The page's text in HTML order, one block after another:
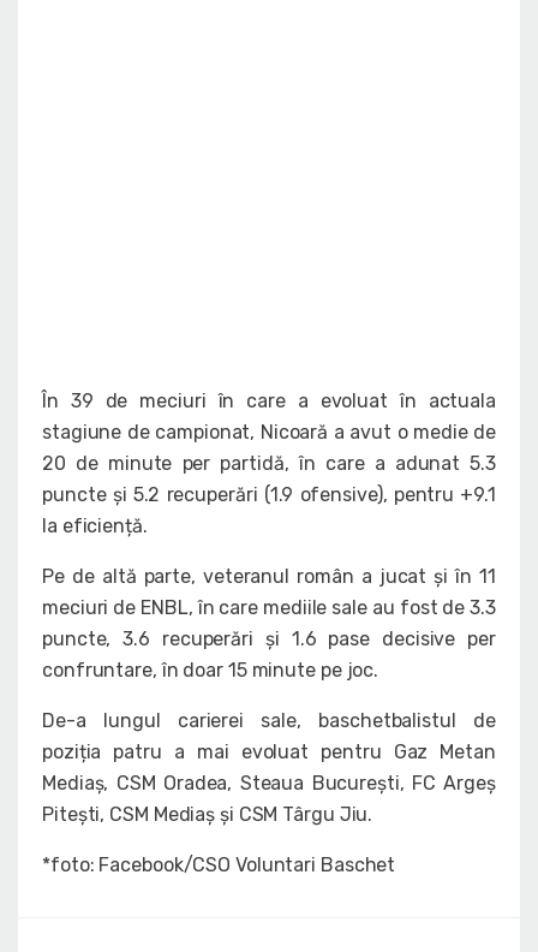
În 39 de meciuri în care a evoluat în actuala
stagiune de campionat, Nicoară a avut o medie de
20 de minute per partidă, în care a adunat 5.3
puncte și 5.2 recuperări (1.9 ofensive), pentru +9.1
la eficiență.
Pe de altă parte, veteranul român a jucat și în 11
meciuri de ENBL, în care mediile sale au fost de 3.3
puncte, 3.6 recuperări și 1.6 pase decisive per
confruntare, în doar 15 minute pe joc.
De-a lungul carierei sale, baschetbalistul de
poziția patru a mai evoluat pentru Gaz Metan
Mediaș, CSM Oradea, Steaua București, FC Argeș
Pitești, CSM Mediaș și CSM Târgu Jiu.
*foto: Facebook/CSO Voluntari Baschet